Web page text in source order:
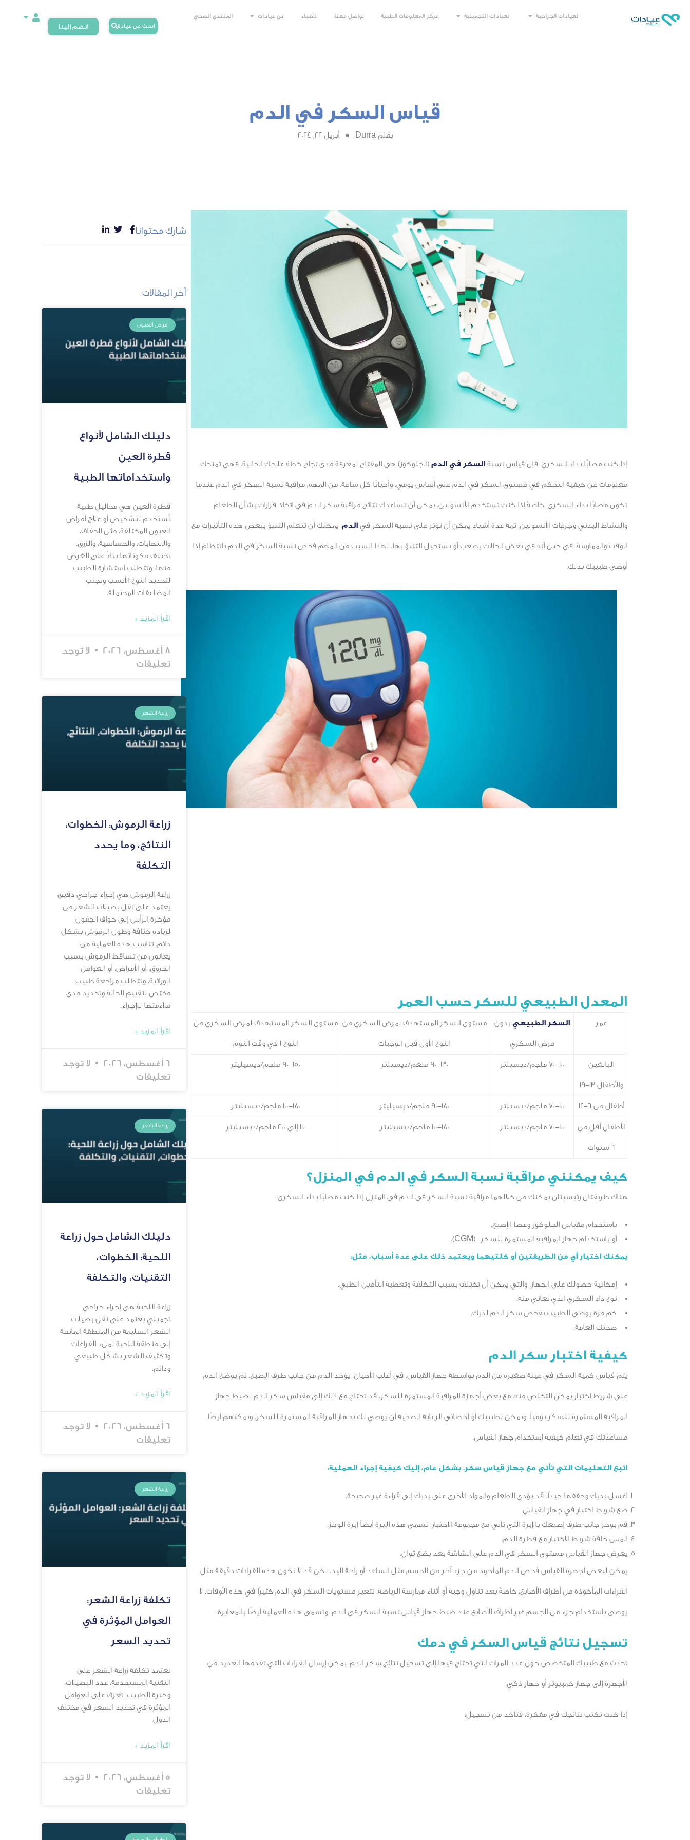
العيادات الجراحية العيادات التجميلية مركز المعلومات الطبية تواصل معنا للأطباء عن عيادات
المنتدى الصحي
ابحث عن عيادة
انضم إلينا
قياس السكر في الدم
بقلم Durra أبريل 22, 2024
إذا كنت مصابًا بداء السكري، فإن قياس نسبة السكر في الدم (الجلوكوز) هي المفتاح لمعرفة مدى نجاح خطة علاجك الحالية. فهي تمنحك
معلومات عن كيفية التحكم في مستوى السكر في الدم على أساس يومي، وأحيانًا كل ساعة. من المهم مراقبة نسبة السكر في الدم عندما
تكون مصابًا بداء السكري، خاصةً إذا كنت تستخدم الأنسولين. يمكن أن تساعدك نتائج مراقبة سكر الدم في اتخاذ قرارات بشأن الطعام
والنشاط البدني وجرعات الأنسولين. ثمة عدة أشياء يمكن أن تؤثر على نسبة السكر في الدم. يمكنك أن تتعلم التنبؤ ببعض هذه التأثيرات مع
الوقت والممارسة، في حين أنه في بعض الحالات يصعب أو يستحيل التنبؤ بها. لهذا السبب من المهم فحص نسبة السكر في الدم بانتظام إذا
أوصى طبيبك بذلك.
المعدل الطبيعي للسكر حسب العمر
عمر السكر الطبيعي بدون
مرض السكري
مستوى السكر المستهدف لمرض السكري من
النوع الأول قبل الوجبات
مستوى السكر المستهدف لمرض السكري من
النوع 1 في وقت النوم
البالغين
والأطفال 13-19
70-100 ملجم/ديسيلتر 90-130 ملغم/ديسيلتر 90-150 ملجم/ديسيليتر
أطفال من 6-12 70-100 ملجم/ديسيلتر 90-180 ملجم/ديسيليتر 100-180 ملجم/ديسيليتر
الأطفال أقل من
6 سنوات
70-100 ملجم/ديسيلتر 100-180 ملجم/ديسيليتر 110 إلى 200 ملجم/ديسيليتر
كيف يمكنني مراقبة نسبة السكر في الدم في المنزل؟
هناك طريقتان رئيسيتان يمكنك من خلالهما مراقبة نسبة السكر في الدم في المنزل إذا كنت مصابًا بداء السكري:
باستخدام مقياس الجلوكوز وعصا الإصبع.
أو باستخدام جهاز المراقبة المستمرة للسكر
(CGM).
يمكنك اختيار أي من الطريقتين أو كلتيهما ويعتمد ذلك على عدة أسباب، مثل:
إمكانية حصولك على الجهاز، والتي يمكن أن تختلف بسبب التكلفة وتغطية التأمين الطبي.
نوع داء السكري الذي تعاني منه.
كم مرة يوصي الطبيب بفحص سكر الدم لديك.
صحتك العامة.
كيفية اختبار سكر الدم
يتم قياس كمية السكر في عينة صغيرة من الدم بواسطة جهاز القياس. في أغلب الأحيان، يؤخذ الدم من جانب طرف الإصبع. ثم يوضع الدم
على شريط اختبار يمكن التخلص منه. مع بعض أجهزة المراقبة المستمرة للسكر، قد تحتاج مع ذلك إلى مقياس سكر الدم لضبط جهاز
المراقبة المستمرة للسكر يومياً. ويمكن لطبيبك أو أخصائي الرعاية الصحية أن يوصي لك بجهاز المراقبة المستمرة للسكر. ويمكنهم أيضًا
مساعدتك في تعلم كيفية استخدام جهاز القياس.
اتبع التعليمات التي تأتي مع جهاز قياس سكر. بشكل عام، إليك كيفية إجراء العملية:
اغسل يديك وجففها جيدًا. قد يؤدي الطعام والمواد الأخرى على يديك إلى قراءة غير صحيحة.
ضع شريط اختبار في جهاز القياس.
قم بوخز جانب طرف إصبعك بالإبرة التي تأتي مع مجموعة الاختبار. تسمى هذه الإبرة أيضاً إبرة الوخز.
المس حافة شريط الاختبار مع قطرة الدم.
يعرض جهاز القياس مستوى السكر في الدم على الشاشة بعد بضع ثوانٍ.
يمكن لبعض أجهزة القياس فحص الدم المأخوذ من جزء آخر من الجسم مثل الساعد أو راحة اليد. لكن قد لا تكون هذه القراءات دقيقة مثل
القراءات المأخوذة من أطراف الأصابع، خاصةً بعد تناول وجبة أو أثناء ممارسة الرياضة. تتغير مستويات السكر في الدم كثيرًا في هذه الأوقات. لا
يوصى باستخدام جزء من الجسم غير أطراف الأصابع عند ضبط جهاز قياس نسبة السكر في الدم. وتسمى هذه العملية أيضًا بالمعايرة.
تسجيل نتائج قياس السكر في دمك
تحدث مع طبيبك المتخصص حول عدد المرات التي تحتاج فيها إلى تسجيل نتائج سكر الدم. يمكن إرسال القراءات التي تقدمها العديد من
الأجهزة إلى جهاز كمبيوتر أو جهاز ذكي.
إذا كنت تكتب نتائجك في مفكرة، فتأكد من تسجيل:
شارك محتوانا
آخر المقالات
أمراض العيون
دليلك الشامل لأنواع
قطرة العين
واستخداماتها الطبية
قطرة العين هي محاليل طبية
تُستخدم لتشخيص أو علاج أمراض
العيون المختلفة، مثل الجفاف،
والالتهابات، والحساسية، والزرق.
تختلف مكوناتها بناءً على الغرض
منها، وتتطلب استشارة الطبيب
لتحديد النوع الأنسب وتجنب
المضاعفات المحتملة.
اقرأ المزيد »
8 أغسطس، 2026
لا توجد
تعليقات
زراعة الشعر
زراعة الرموش: الخطوات،
النتائج، وما يحدد
التكلفة
زراعة الرموش هي إجراء جراحي دقيق
يعتمد على نقل بصيلات الشعر من
مؤخرة الرأس إلى حواف الجفون
لزيادة كثافة وطول الرموش بشكل
دائم. تناسب هذه العملية من
يعانون من تساقط الرموش بسبب
الحروق، أو الأمراض، أو العوامل
الوراثية، وتتطلب مراجعة طبيب
مختص لتقييم الحالة وتحديد مدى
ملاءمتها للإجراء.
اقرأ المزيد »
6 أغسطس، 2026
لا توجد
تعليقات
زراعة الشعر
دليلك الشامل حول زراعة
اللحية: الخطوات،
التقنيات، والتكلفة
زراعة اللحية هي إجراء جراحي
تجميلي يعتمد على نقل بصيلات
الشعر السليمة من المنطقة المانحة
إلى منطقة اللحية لملء الفراغات
وتكثيف الشعر بشكل طبيعي
ودائم.
اقرأ المزيد »
6 أغسطس، 2026
لا توجد
تعليقات
زراعة الشعر
تكلفة زراعة الشعر:
العوامل المؤثرة في
تحديد السعر
تعتمد تكلفة زراعة الشعر على
التقنية المستخدمة، عدد البصيلات،
وخبرة الطبيب. تعرف على العوامل
المؤثرة في تحديد السعر في مختلف
الدول.
اقرأ المزيد »
5 أغسطس، 2026
لا توجد
تعليقات